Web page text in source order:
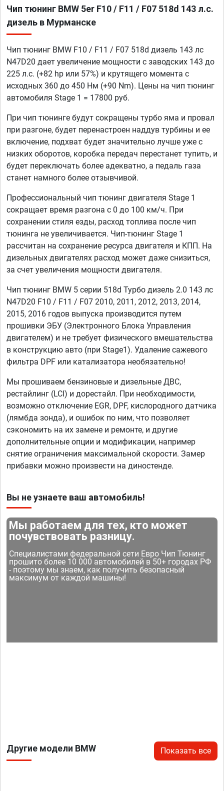
Чип тюнинг BMW 5er F10 / F11 / F07 518d 143 л.с.
дизель в Мурманске
Чип тюнинг BMW F10 / F11 / F07 518d дизель 143 лс
N47D20 дает увеличение мощности с заводских 143 до
225 л.с. (+82 hp или 57%) и крутящего момента с
исходных 360 до 450 Нм (+90 Nm). Цены на чип тюнинг
автомобиля Stage 1 = 17800 руб.
При чип тюнинге будут сокращены турбо яма и провал
при разгоне, будет перенастроен наддув турбины и ее
включение, подхват будет значительно лучше уже с
низких оборотов, коробка передач перестанет тупить, и
будет переключать более адекватно, а педаль газа
станет намного более отзывчивой.
Профессиональный чип тюнинг двигателя Stage 1
сокращает время разгона с 0 до 100 км/ч. При
сохранении стиля езды, расход топлива после чип
тюнинга не увеличивается. Чип-тюнинг Stage 1
рассчитан на сохранение ресурса двигателя и КПП. На
дизельных двигателях расход может даже снизиться,
за счет увеличения мощности двигателя.
Чип тюнинг BMW 5 серии 518d Турбо дизель 2.0 143 лс
N47D20 F10 / F11 / F07 2010, 2011, 2012, 2013, 2014,
2015, 2016 годов выпуска производится путем
прошивки ЭБУ (Электронного Блока Управления
двигателем) и не требует физического вмешательства
в конструкцию авто (при Stage1). Удаление сажевого
фильтра DPF или катализатора необязательно!
Мы прошиваем бензиновые и дизельные ДВС,
рестайлинг (LCI) и дорестайл. При необходимости,
возможно отключение EGR, DPF, кислородного датчика
(лямбда зонда), и ошибок по ним, что позволяет
сэкономить на их замене и ремонте, и другие
дополнительные опции и модификации, например
снятие ограничения максимальной скорости. Замер
прибавки можно произвести на диностенде.
Вы не узнаете ваш автомобиль!
Мы работаем для тех, кто может
почувствовать разницу.
Специалистами федеральной сети Евро Чип Тюнинг
прошито более 10 000 автомобилей в 50+ городах РФ
- поэтому мы знаем, как получить безопасный
максимум от каждой машины!
Другие модели BMW Показать все